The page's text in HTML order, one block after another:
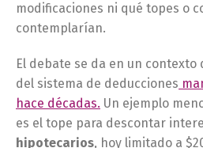
modificaciones ni qué topes o
contemplarían.
El debate se da en un
del sistema de deducciones
hace décadas. Un ejemplo
es el tope para descontar
hipotecarios, hoy limitado a